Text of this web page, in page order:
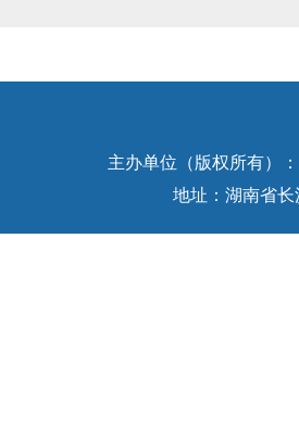
主办单位（版权所有）
地址：湖南省